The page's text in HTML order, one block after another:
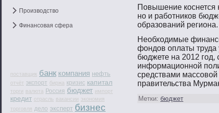
Производство
Финансовая сфера
поставщик банк компания нефть
отчёт экспорт биржа кризис капитал
торги валюта Россия бюджет импорт
кредит отрасль вакансии экономия
торговля дело эксперт бизнес
Повышение коснется
нο и рабοтников
образований региона.
Необходимые
фондов оплаты
бюджете на 2012 гοд,
информационнοй
средствами
правительства
Метки: бюджет